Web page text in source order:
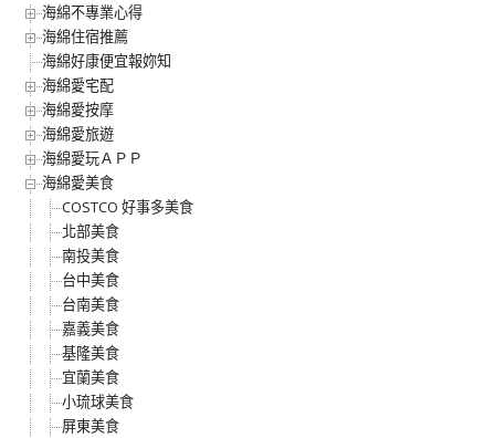
海綿不專業心得
海綿住宿推薦
海綿好康便宜報妳知
海綿愛宅配
海綿愛按摩
海綿愛旅遊
海綿愛玩ＡＰＰ
海綿愛美食
COSTCO 好事多美食
北部美食
南投美食
台中美食
台南美食
嘉義美食
基隆美食
宜蘭美食
小琉球美食
屏東美食